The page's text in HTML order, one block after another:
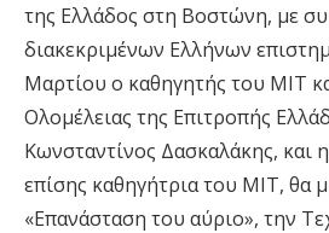
της Ελλάδος στη Βοστώνη, με
διακεκριμένων Ελλήνων
Μαρτίου ο καθηγητής του ΜΙΤ
Ολομέλειας της Επιτροπής
Κωνσταντίνος Δασκαλάκης, και
επίσης καθηγήτρια του ΜΙΤ, θα
«Επανάσταση του αύριο», την